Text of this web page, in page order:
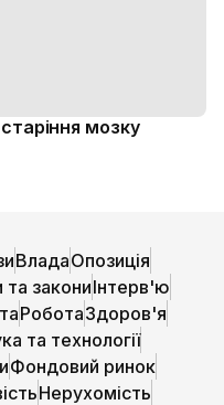
мозку
ВладаОпозиція
закониІнтерв'ю
РоботаЗдоров'я
та технології
Фондовий ринок
Нерухомість